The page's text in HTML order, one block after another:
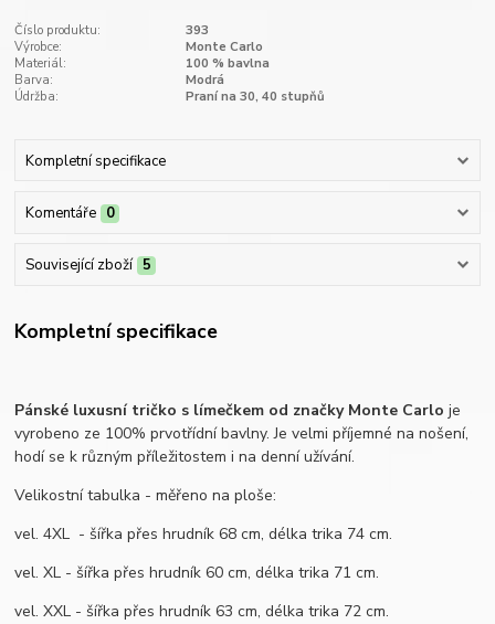
Číslo produktu:
393
Výrobce:
Monte Carlo
Materiál:
100 % bavlna
Barva:
Modrá
Údržba:
Praní na 30, 40 stupňů
Kompletní specifikace
Komentáře 0
Související zboží 5
Kompletní specifikace
Pánské luxusní tričko s límečkem od značky Monte Carloje
vyrobeno ze 100% prvotřídní bavlny. Je velmi příjemné na nošení,
hodí se k různým příležitostem i na denní užívání.
Velikostní tabulka - měřeno na ploše:
vel. 4XL - šířka přes hrudník 68 cm, délka trika 74 cm.
vel. XL - šířka přes hrudník 60 cm, délka trika 71 cm.
vel. XXL - šířka přes hrudník 63 cm, délka trika 72 cm.